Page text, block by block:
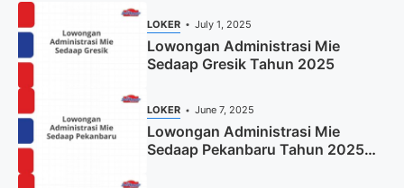
LOKER July 1, 2025
Lowongan Administrasi Mie
Sedaap Gresik Tahun 2025
LOKER June 7, 2025
Lowongan Administrasi Mie
Sedaap Pekanbaru Tahun 2025